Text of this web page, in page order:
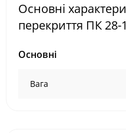
Основні
перекриття ПК 28-
Основні
Вага